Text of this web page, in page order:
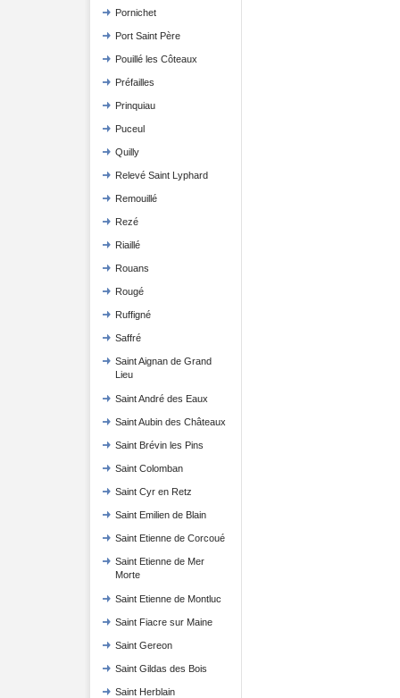
Pornichet
Port Saint Père
Pouillé les Côteaux
Préfailles
Prinquiau
Puceul
Quilly
Relevé Saint Lyphard
Remouillé
Rezé
Riaillé
Rouans
Rougé
Ruffigné
Saffré
Saint Aignan de Grand
Lieu
Saint André des Eaux
Saint Aubin des Châteaux
Saint Brévin les Pins
Saint Colomban
Saint Cyr en Retz
Saint Emilien de Blain
Saint Etienne de Corcoué
Saint Etienne de Mer
Morte
Saint Etienne de Montluc
Saint Fiacre sur Maine
Saint Gereon
Saint Gildas des Bois
Saint Herblain